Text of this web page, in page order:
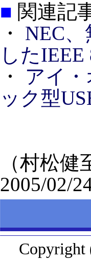
■ 関連記
・ NEC
した
・ アイ・
ック型
（村松健
2005/02/
Copyright